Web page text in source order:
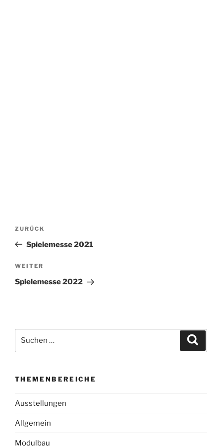
Beitragsnavigation
Vorheriger
Beitrag
ZURÜCK
Spielemesse 2021
Nächster
Beitrag
WEITER
Spielemesse 2022
nach:
THEMENBEREICHE
Ausstellungen
Allgemein
Modulbau